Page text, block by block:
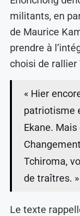
militants, en
de Maurice
prendre à
choisi de rallier
« Hier
patriotisme
Ekane. Mais
Tchiroma,
de traîtres. »
Le texte